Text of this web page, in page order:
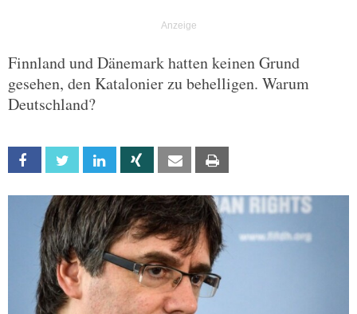
Finnland und Dänemark hatten keinen Grund
gesehen, den Katalonier zu behelligen. Warum
Deutschland?
Facebook Twitter Linkedin Xing Email